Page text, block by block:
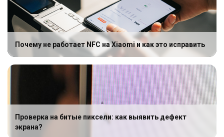
Почему не работает NFC на Xiaomi и как это исправить
Проверка на битые пиксели: как выявить дефект
экрана?